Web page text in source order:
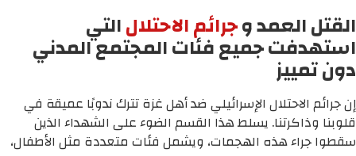
القتل العمد وجرائم الاحتلالالتي
استهدفت جميع فئات المجتمع المدني
دون تمييز
إن جرائم الاحتلال الإسرائيلي ضد أهل غزة تترك ندوبًا عميقة في
قلوبنا وذاكرتنا. يسلط هذا القسم الضوء على الشهداء الذين
سقطوا جراء هذه الهجمات، ويشمل فئات متعددة مثل الأطفال،